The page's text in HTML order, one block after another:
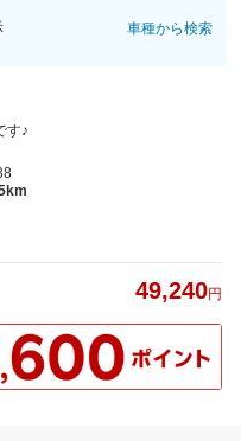
車種から検索
す♪
49,240円